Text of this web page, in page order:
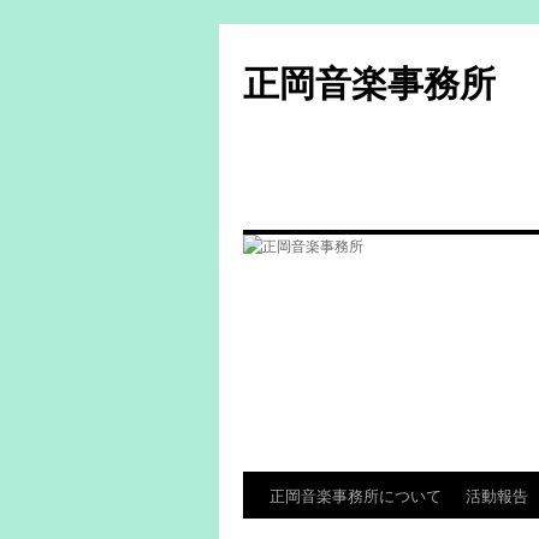
テ
ン
プ
正岡音楽事務所
正岡音楽事務所について 活動報告